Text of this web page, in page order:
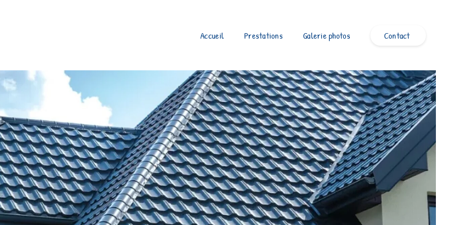
Accueil Prestations Galerie photos Contact